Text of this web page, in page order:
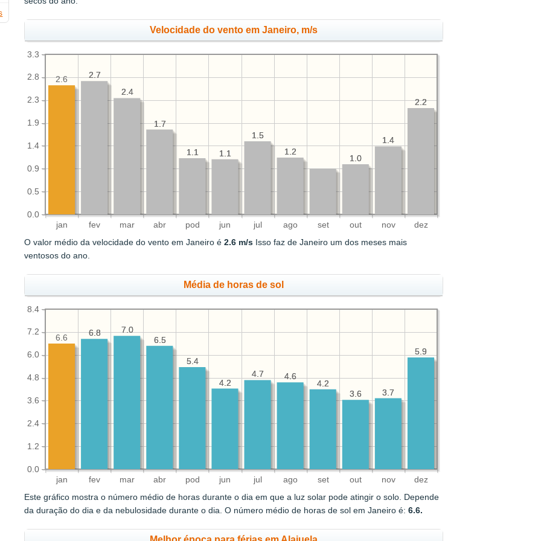
Velocidade do vento em Janeiro, m/s
jan fev mar abr pod jun jul ago set out nov dez
0.0
0.5
0.9
1.4
1.9
2.3
2.8
3.3
2.2
1.4
1.0
1.2
1.5
1.1
1.1
1.7
2.4
2.7
2.2
1.4
1.0
1.2
1.5
1.1
1.1
1.7
2.4
2.7
2.6
O valor médio da velocidade do vento em Janeiro é2.6 m/s Isso faz de Janeiro um dos meses mais
ventosos do ano.
Média de horas de sol
jan fev mar abr pod jun jul ago set out nov dez
0.0
1.2
2.4
3.6
4.8
6.0
7.2
8.4
5.9
3.7
3.6
4.2
4.6
4.7
4.2
5.4
6.5
7.0
6.8
5.9
3.7
3.6
4.2
4.6
4.7
4.2
5.4
6.5
7.0
6.8
6.6
Este gráfico mostra o número médio de horas durante o dia em que a luz solar pode atingir o solo. Depende
da duração do dia e da nebulosidade durante o dia. O número médio de horas de sol em Janeiro é:6.6.